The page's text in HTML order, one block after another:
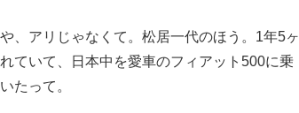
、アリじゃなくて。松居一代のほう。1年5ヶ
ていて、日本中を愛車のフィアット500に乗
たって。